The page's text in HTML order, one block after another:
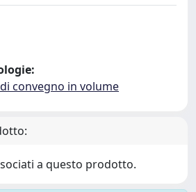
convegno in volume
a questo prodotto.